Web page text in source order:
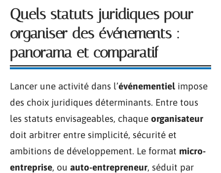
Quels statuts juridiques pour
organiser des événements :
panorama et comparatif
Lancer une activité dans l’événementiel impose
des choix juridiques déterminants. Entre tous
les statuts envisageables, chaque organisateur
doit arbitrer entre simplicité, sécurité et
ambitions de développement. Le format micro-
entreprise, ou auto-entrepreneur, séduit par